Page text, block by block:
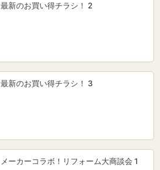
最新のお買い得チラシ！ 2
最新のお買い得チラシ！ 3
メーカーコラボ！リフォーム大商談会 1